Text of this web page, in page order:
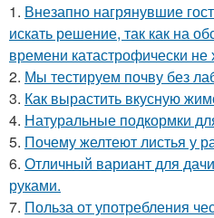
1. Внезапно нагрянувшие
искать решение, так как на
времени катастрофически не
2. Мы тестируем почву без
3. Как вырастить вкусную
4. Натуральные подкормки
5. Почему желтеют листья у
6. Отличный вариант для
руками.
7. Польза от употребления